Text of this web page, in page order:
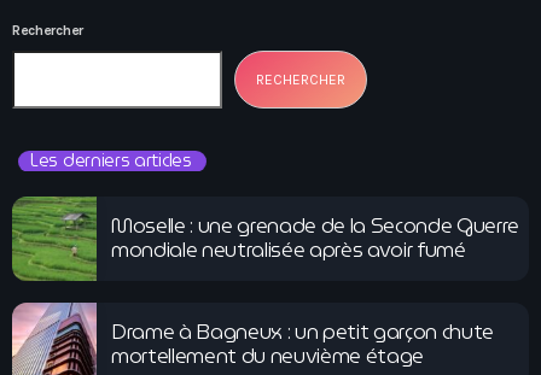
Rechercher
RECHERCHER
Les derniers articles
Moselle : une grenade de la Seconde Guerre
mondiale neutralisée après avoir fumé
Drame à Bagneux : un petit garçon chute
mortellement du neuvième étage